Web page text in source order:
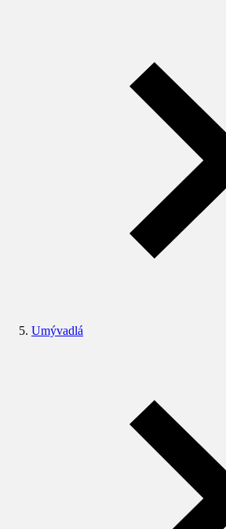
Umývadlá